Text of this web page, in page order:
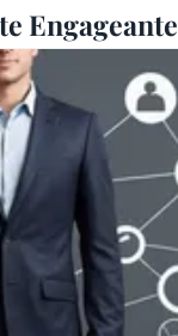
Engageante